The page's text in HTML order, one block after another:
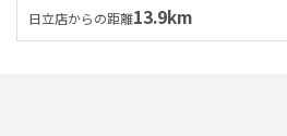
日立店からの距離13.9km